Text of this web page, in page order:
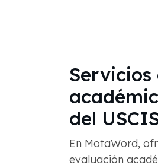
del
En MotaWord,
evaluación